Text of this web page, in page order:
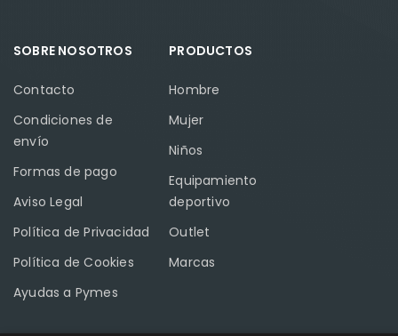
SOBRE NOSOTROS
Contacto
Condiciones de
envío
Formas de pago
Aviso Legal
Política de Privacidad
Política de Cookies
Ayudas a Pymes
PRODUCTOS
Hombre
Mujer
Niños
Equipamiento
deportivo
Outlet
Marcas